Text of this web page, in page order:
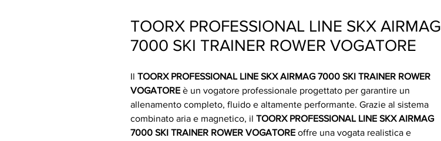
TOORX PROFESSIONAL LINE SKX AIRMAG
7000 SKI TRAINER ROWER VOGATORE
Il TOORX PROFESSIONAL LINE SKX AIRMAG 7000 SKI TRAINER ROWER
VOGATORE è un vogatore professionale progettato per garantire un
allenamento completo, fluido e altamente performante. Grazie al sistema
combinato aria e magnetico, il TOORX PROFESSIONAL LINE SKX AIRMAG
7000 SKI TRAINER ROWER VOGATORE offre una vogata realistica e